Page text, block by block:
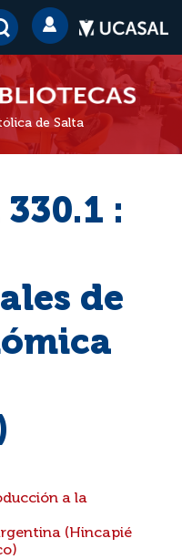
de Salta
:
de
a la
(Hincapié